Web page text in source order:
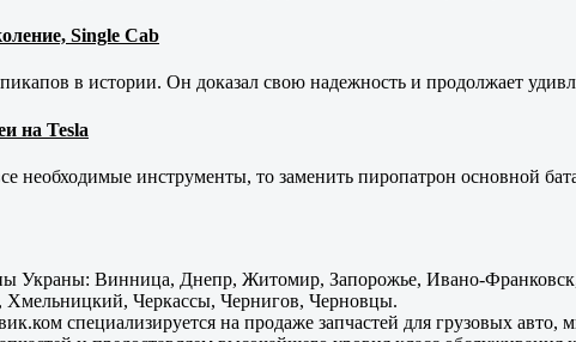
Single Cab
в истории. Он доказал свою надежность и продолжает
на Tesla
необходимые инструменты, то заменить пиропатрон основной
Украны: Винница, Днепр, Житомир, Запорожье, Ивано-
Черкассы, Чернигов, Черновцы.
специализируется на продаже запчастей для грузовых